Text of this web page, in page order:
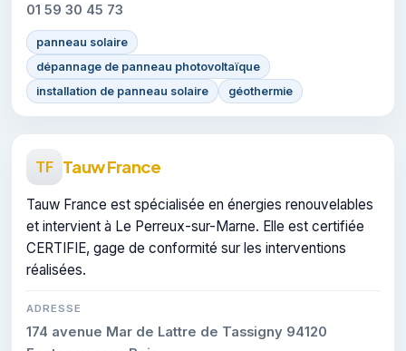
01 59 30 45 73
panneau solaire
dépannage de panneau photovoltaïque
installation de panneau solaire
géothermie
TF Tauw France
Tauw France est spécialisée en énergies renouvelables
et intervient à Le Perreux-sur-Marne. Elle est certifiée
CERTIFIE, gage de conformité sur les interventions
réalisées.
ADRESSE
174 avenue Mar de Lattre de Tassigny 94120